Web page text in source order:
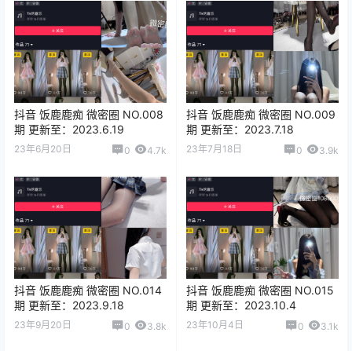
抖音 饭鹿鹿痴 微密圈 NO.008
期 更新至：2023.6.19
23年6月20日 0 4.7k
抖音 饭鹿鹿痴 微密圈 NO.009
期 更新至：2023.7.18
23年7月18日 0 3.9k
抖音 饭鹿鹿痴 微密圈 NO.014
期 更新至：2023.9.18
23年9月20日 0 3.8k
抖音 饭鹿鹿痴 微密圈 NO.015
期 更新至：2023.10.4
23年10月4日 0 3.1k